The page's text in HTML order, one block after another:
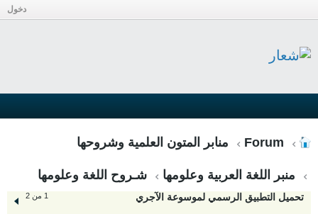
دخول
Forum منابر المتون العلمية وشروحها
منبر اللغة العربية وعلومها شـروح اللغة وعلومها
1 من 2 تحميل التطبيق الرسمي لموسوعة الآجري